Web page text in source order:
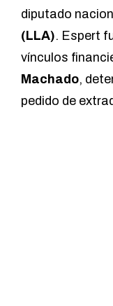
diputado
(LLA). Espert
vínculos
Machado,
pedido de